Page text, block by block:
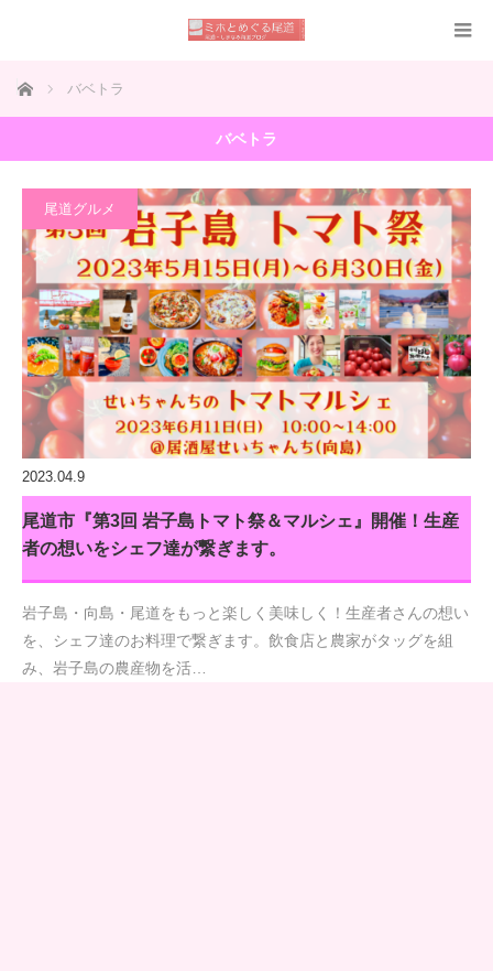
ホーム バベトラ
バベトラ
尾道グルメ
2023.04.9
尾道市『第3回 岩子島トマト祭＆マルシェ』開催！生産
者の想いをシェフ達が繋ぎます。
岩子島・向島・尾道をもっと楽しく美味しく！生産者さんの想い
を、シェフ達のお料理で繋ぎます。飲食店と農家がタッグを組
み、岩子島の農産物を活…